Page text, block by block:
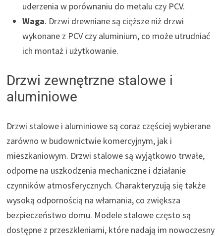
uderzenia w porównaniu do metalu czy PCV.
Waga. Drzwi drewniane są cięższe niż drzwi
wykonane z PCV czy aluminium, co może utrudniać
ich montaż i użytkowanie.
Drzwi zewnętrzne stalowe i
aluminiowe
Drzwi stalowe i aluminiowe są coraz częściej wybierane
zarówno w budownictwie komercyjnym, jak i
mieszkaniowym. Drzwi stalowe są wyjątkowo trwałe,
odporne na uszkodzenia mechaniczne i działanie
czynników atmosferycznych. Charakteryzują się także
wysoką odpornością na włamania, co zwiększa
bezpieczeństwo domu. Modele stalowe często są
dostępne z przeszkleniami, które nadają im nowoczesny